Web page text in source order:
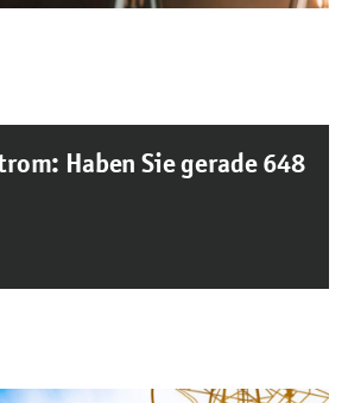
Haben Sie gerade 648